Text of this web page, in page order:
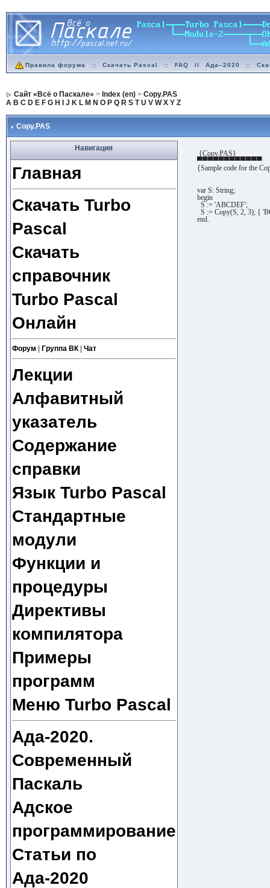
Правила форума :: Скачать Pascal :: FAQ // Ада–2020 ::
Сайт «Всё о Паскале» > Index (en)> Copy.PAS
A B C D E F G H J K L M N O P Q R S T U V W X Y Z
Copy.PAS
Навигация
Главная
Скачать Turbo
Pascal
Скачать
справочник
Turbo Pascal
Онлайн
Форум Группа ВК| Чат
Лекции
Алфавитный
указатель
Содержание
справки
Язык Turbo Pascal
Стандартные
модули
Функции и
процедуры
Директивы
компилятора
Примеры
программ
Меню Turbo Pascal
Ада-2020.
Современный
Паскаль
Адское
программирование
Статьи по
Ада-2020
{Copy.PAS}
▀▀▀▀▀▀▀▀▀▀▀▀
{Sample code for the
var S: String;
begin
S := 'ABCDEF';
S := Copy(S, 2, 3); {
end.